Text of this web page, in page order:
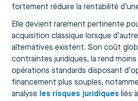
fortement réduire la rentabilité
Elle devient rarement pertinente
acquisition classique lorsque
alternatives existent. Son coût
contraintes juridiques, la rend
opérations standards disposant
financement plus souples,
analyse
les risques juridiques liés